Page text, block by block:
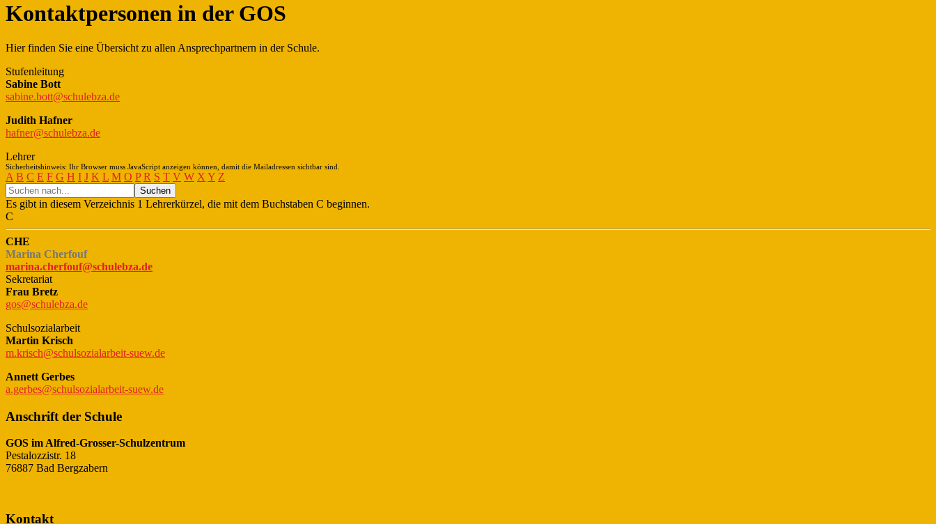
Kontaktpersonen in der GOS
Hier finden Sie eine Übersicht zu allen Ansprechpartnern in der Schule.
Stufenleitung
Sabine Bott
sabine.bott@schulebza.de
Judith Hafner
hafner@schulebza.de
Lehrer
Sicherheitshinweis: Ihr Browser muss JavaScript anzeigen können, damit die Mailadressen sichtbar sind.
A B C E F G H I J K L M O P R S T V W X Y Z
Es gibt in diesem Verzeichnis 1 Lehrerkürzel, die mit dem Buchstaben C beginnen.
C
CHE
Marina Cherfouf
marina.cherfouf@schulebza.de
Sekretariat
Frau Bretz
gos@schulebza.de
Schulsozialarbeit
Martin Krisch
m.krisch@schulsozialarbeit-suew.de
Annett Gerbes
a.gerbes@schulsozialarbeit-suew.de
Anschrift der Schule
GOS im Alfred-Grosser-Schulzentrum
Pestalozzistr. 18
76887 Bad Bergzabern
Kontakt